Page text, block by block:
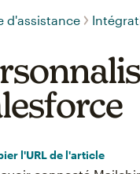
d'assistance
l'URL de l'article